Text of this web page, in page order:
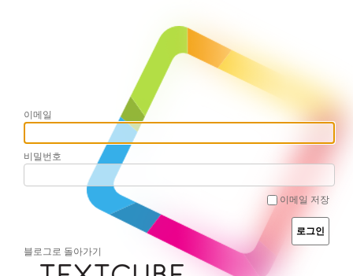
이메일
비밀번호
이메일 저장
블로그로 돌아가기